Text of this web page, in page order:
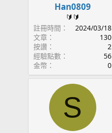
Han0809
🔰🔰
註冊時間
2024/03/18
文章
130
按讚
2
經驗點數
56
金幣
0
S